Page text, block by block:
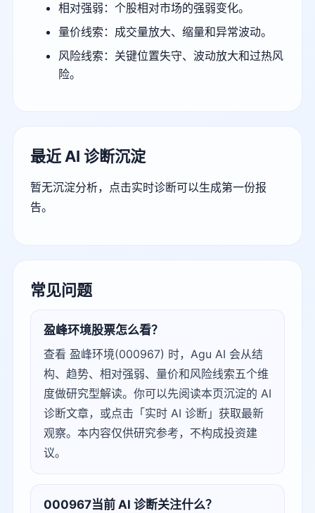
相对强弱：个股相对市场的强弱变化。
量价线索：成交量放大、缩量和异常波动。
风险线索：关键位置失守、波动放大和过热风
险。
最近 AI 诊断沉淀
暂无沉淀分析，点击实时诊断可以生成第一份报
告。
常见问题
盈峰环境股票怎么看？
查看 盈峰环境(000967) 时，Agu AI 会从结
构、趋势、相对强弱、量价和风险线索五个维
度做研究型解读。你可以先阅读本页沉淀的 AI
诊断文章，或点击「实时 AI 诊断」获取最新
观察。本内容仅供研究参考，不构成投资建
议。
000967当前 AI 诊断关注什么？